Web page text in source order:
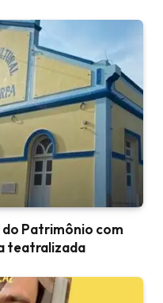
Patrimônio com
teatralizada